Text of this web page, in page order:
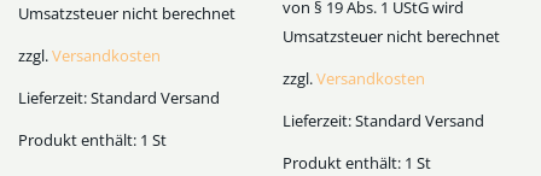
Umsatzsteuer nicht berechnet
zzgl.Versandkosten
Lieferzeit:Standard Versand
Produkt enthält: 1 St
von § 19 Abs. 1 UStG wird
Umsatzsteuer nicht berechnet
zzgl.Versandkosten
Lieferzeit:Standard Versand
Produkt enthält: 1 St